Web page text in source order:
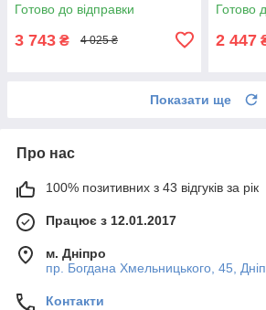
Готово до відправки
3 743 ₴ 4 025 ₴
Готово
2 447
Показати ще
Про нас
100% позитивних з 43 відгуків за рік
Працює з 12.01.2017
м. Дніпро
пр. Богдана Хмельницького, 45,
Контакти